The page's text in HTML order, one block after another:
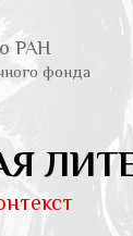
РАН
фонда